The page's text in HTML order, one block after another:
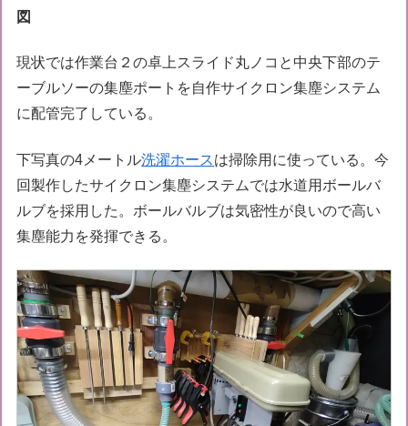
図
現状では作業台２の卓上スライド丸ノコと中央下部のテ
ーブルソーの集塵ポートを自作サイクロン集塵システム
に配管完了している。
下写真の4メートル洗濯ホースは掃除用に使っている。今
回製作したサイクロン集塵システムでは水道用ボールバ
ルブを採用した。ボールバルブは気密性が良いので高い
集塵能力を発揮できる。